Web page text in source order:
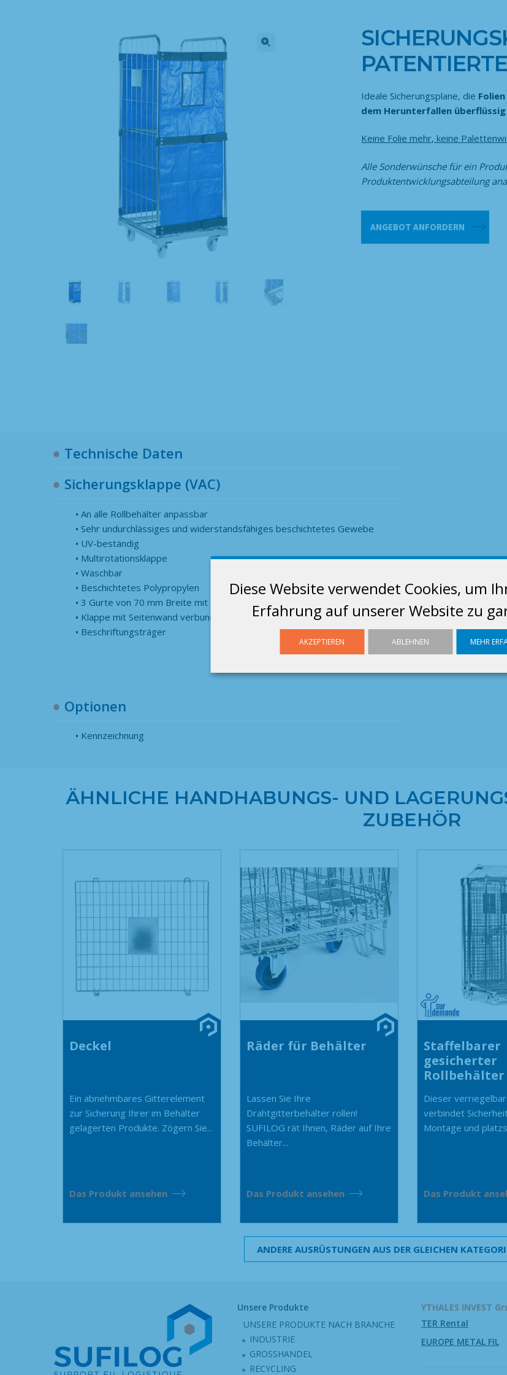
Diese Website verwendet Cookies, um
Erfahrung auf unserer Website zu
AKZEPTIEREN ABLEHNEN MEHR
Ideale Sicherungsplane, die
dem Herunterfallen
Keine Folie mehr, keine
Alle Sonderwünsche für ein
Produktentwicklungsabteilung
(VAC)
-
ANGEBOT ANFORDERN
Technische Daten
Sicherungsklappe (VAC)
An alle Rollbehälter anpassbar
Sehr undurchlässiges und widerstandsfähiges beschichtetes Gewebe
UV-beständig
Multirotationsklappe
Waschbar
Beschichtetes Polypropylen
3 Gurte von 70 mm Breite mit Klettverschluss
Klappe mit Seitenwand verbunden
Beschriftungsträger
Optionen
Kennzeichnung
ÄHNLICHE HANDHABUNGS- UND
ZUBEHÖR
Deckel
Ein abnehmbares Gitterelement
zur Sicherung Ihrer im Behälter
gelagerten Produkte. Zögern Sie...
Das Produkt ansehen
Räder für Behälter
Lassen Sie Ihre
Drahtgitterbehälter rollen!
SUFILOG rät Ihnen, Räder auf Ihre
Behälter...
Das Produkt ansehen
Staffelbarer
gesicherter
Rollbehälter
Dieser
verbindet
Montage und
Das Produkt
ANDERE AUSRÜSTUNGEN AUS DER GLEICHEN
Unsere Produkte
UNSERE PRODUKTE NACH BRANCHE
INDUSTRIE
GROSSHANDEL
RECYCLING
YTHALES INVEST
TER Rental
EUROPE METAL FIL